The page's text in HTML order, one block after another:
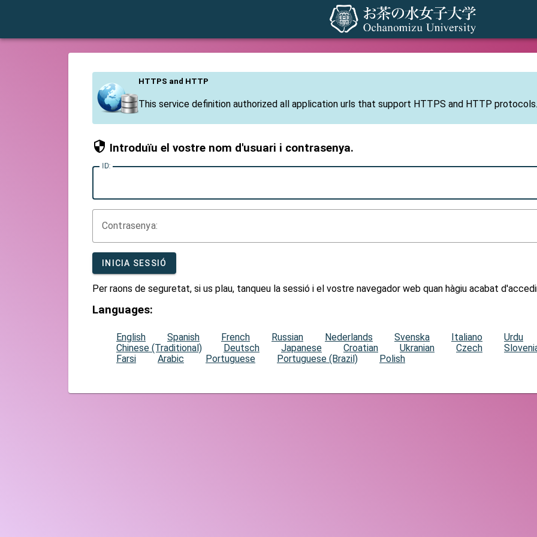
CAS
HTTPS and HTTP
This service definition authorized all application urls that support HTTPS and HTTP protocols.
Introduïu el vostre nom d'usuari i contrasenya.
ID:
Contrasenya:
INICIA SESSIÓ
Per raons de seguretat, si us plau, tanqueu la sessió i el vostre navegador web quan hàgiu acabat
Languages:
English Spanish French Russian Nederlands Svenska Italiano Urdu
Chinese (Traditional)
Deutsch Japanese Croatian Ukranian Czech
Farsi
Arabic Portuguese Portuguese (Brazil) Polish